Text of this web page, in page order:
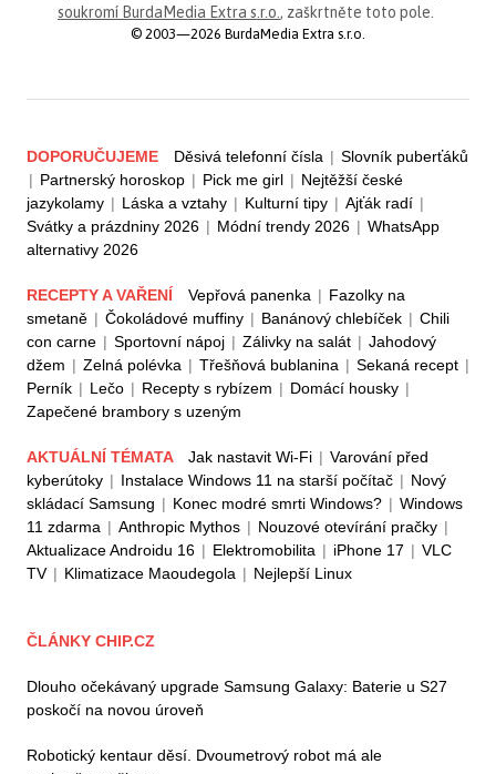
soukromí BurdaMedia Extra s.r.o. , zaškrtněte toto pole.
© 2003—2026 BurdaMedia Extra s.r.o.
DOPORUČUJEME Děsivá telefonní čísla | Slovník puberťáků
| Partnerský horoskop | Pick me girl | Nejtěžší české
jazykolamy | Láska a vztahy | Kulturní tipy | Ajťák radí |
Svátky a prázdniny 2026 | Módní trendy 2026 | WhatsApp
alternativy 2026
RECEPTY A VAŘENÍ Vepřová panenka | Fazolky na
smetaně | Čokoládové muffiny | Banánový chlebíček | Chili
con carne | Sportovní nápoj | Zálivky na salát | Jahodový
džem | Zelná polévka | Třešňová bublanina | Sekaná recept |
Perník | Lečo | Recepty s rybízem | Domácí housky |
Zapečené brambory s uzeným
AKTUÁLNÍ TÉMATA Jak nastavit Wi-Fi | Varování před
kyberútoky | Instalace Windows 11 na starší počítač | Nový
skládací Samsung | Konec modré smrti Windows? | Windows
11 zdarma | Anthropic Mythos | Nouzové otevírání pračky |
Aktualizace Androidu 16 | Elektromobilita | iPhone 17 | VLC
TV | Klimatizace Maoudegola | Nejlepší Linux
ČLÁNKY CHIP.CZ
Dlouho očekávaný upgrade Samsung Galaxy: Baterie u S27
poskočí na novou úroveň
Robotický kentaur děsí. Dvoumetrový robot má ale